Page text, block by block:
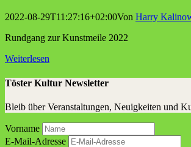
2022-08-29T11:27:16+02:00Von Harry
Rundgang zur Kunstmeile 2022
Weiterlesen
Töster Kultur Newsletter
Bleib über Veranstaltungen, Neuigkeiten und
Vorname
E-Mail-Adresse